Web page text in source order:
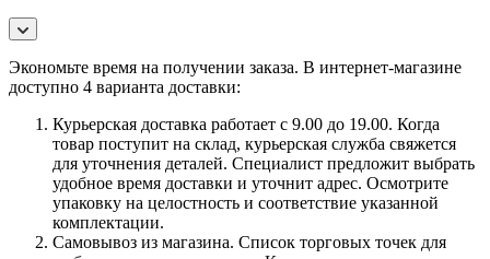
Экономьте время на получении заказа. В интернет-магазине
доступно 4 варианта доставки:
Курьерская доставка работает с 9.00 до 19.00. Когда
товар поступит на склад, курьерская служба свяжется
для уточнения деталей. Специалист предложит выбрать
удобное время доставки и уточнит адрес. Осмотрите
упаковку на целостность и соответствие указанной
комплектации.
Самовывоз из магазина. Список торговых точек для